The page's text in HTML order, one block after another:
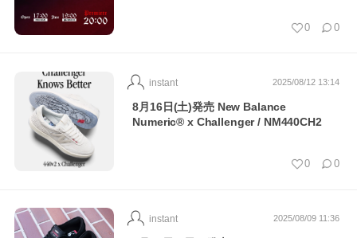
0 0
2025/08/12 13:14
instant
8月16日(土)発売 New Balance
Numeric® x Challenger / NM440CH2
0 0
2025/08/09 11:36
instant